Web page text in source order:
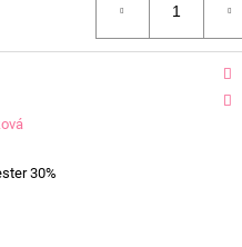
30%